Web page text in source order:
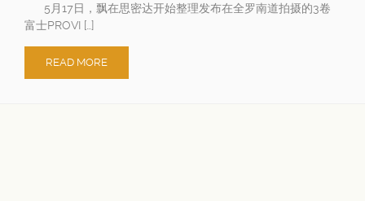
5月17日，飘在思密达开始整理发布在全罗南道拍摄的3卷
富士PROVI […]
READ MORE